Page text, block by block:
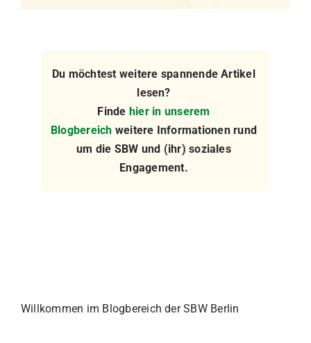
Du möchtest weitere spannende Artikel
lesen?
Finde hier in unserem
Blogbereich weitere Informationen rund
um die SBW und (ihr) soziales
Engagement.
Willkommen im Blogbereich der SBW Berlin